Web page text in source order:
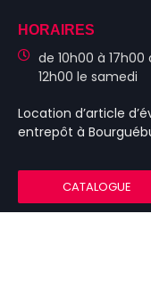
HORAIRES
de 10h00 à
12h00 le samedi
Location d’article
entrepôt à
CATALOGUE